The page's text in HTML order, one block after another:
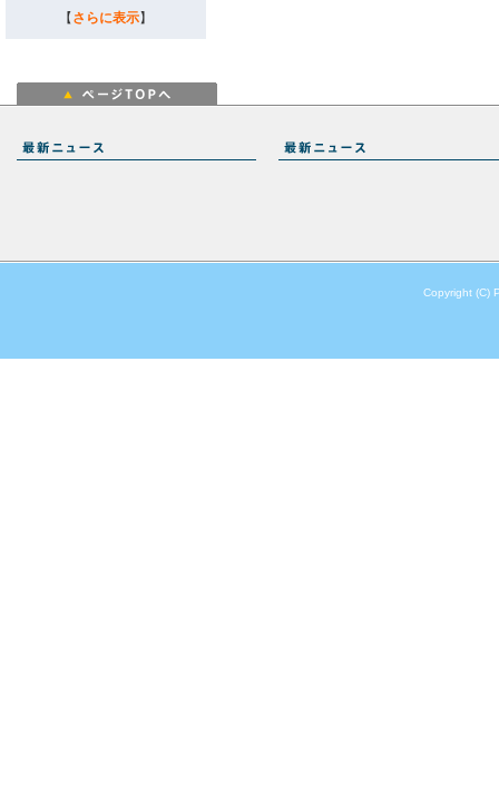
【 さらに表示】
Copyright (C)